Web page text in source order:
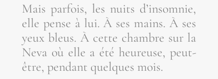
Mais par­fois, les nuits d’insomnie,
elle pense à lui. À ses mains. À ses
yeux bleus. À cette chambre sur la
Neva où elle a été heu­reuse, peut-
être, pen­dant quelques mois.